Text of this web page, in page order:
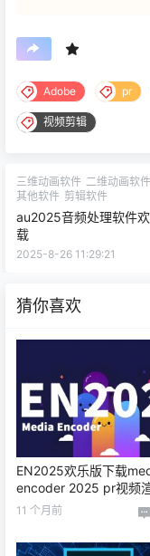
Adobe pr
视频剪辑
三维动画软件 二维动画软件
其他软件 剪辑软件
au2025音频处理软件
载
2025-8-26 11:29:21
猜你喜欢
EN2025欢乐版下载
encoder 2025 pr视频
插件
11 个月前